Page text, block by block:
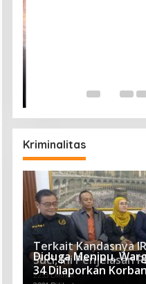
Kriminalitas
Terkait Kandasnya
Suci, Ini Penjelasan
Selapan Tour Jayanto
2233 Dilihat
Diduga Menipu,
34 Dilaporkan